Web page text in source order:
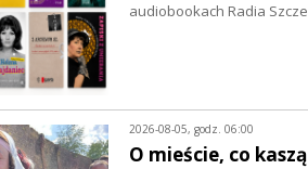
audiobookach Radia
2026-08-05, godz. 06:00
O mieście, co